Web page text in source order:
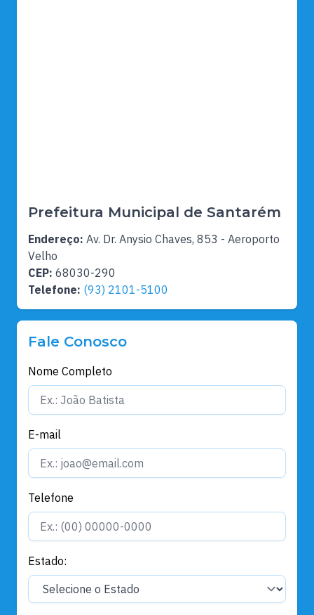
Prefeitura Municipal de Santarém
Endereço: Av. Dr. Anysio Chaves, 853 - Aeroporto
Velho
CEP: 68030-290
Telefone: (93) 2101-5100
Fale Conosco
Nome Completo
E-mail
Telefone
Estado: